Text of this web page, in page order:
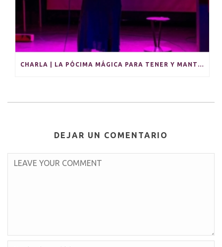
DEJAR UN COMENTARIO